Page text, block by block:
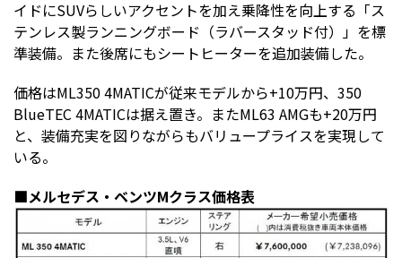
イドにSUVらしいアクセントを加え乗降性を向上する「ス
テンレス製ランニングボード（ラバースタッド付）」を標
準装備。また後席にもシートヒーターを追加装備した。
価格はML350 4MATICが従来モデルから+10万円、350
BlueTEC 4MATICは据え置き。またML63 AMGも+20万円
と、装備充実を図りながらもバリュープライスを実現して
いる。
■メルセデス・ベンツMクラス価格表